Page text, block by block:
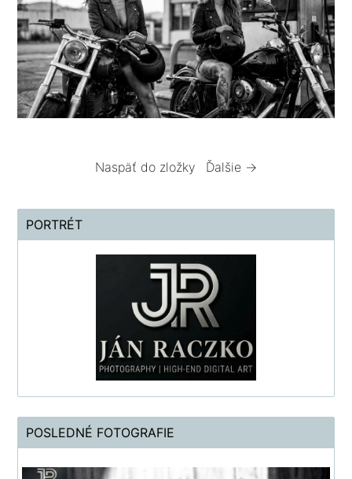
Naspäť do zložky Ďalšie →
PORTRÉT
POSLEDNÉ FOTOGRAFIE